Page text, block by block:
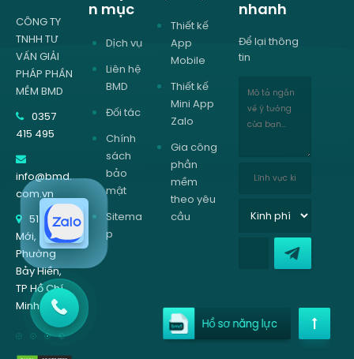
CÔNG TY
TNHH TƯ
VẤN GIẢI
PHÁP PHẦN
MỀM BMD
0357
415 495
info@bmd.
com.vn
51 Thép
Mới,
Phường
Bảy Hiền,
TP Hồ Chí
Minh
n mục
Dịch vụ
Liên hệ
BMD
Đối tác
Chính
sách
bảo
mật
Sitema
p
Thiết kế
App
Mobile
Thiết kế
Mini App
Zalo
Gia công
phần
mềm
theo yêu
cầu
nhanh
Để lại thông
tin
Hồ sơ năng lực